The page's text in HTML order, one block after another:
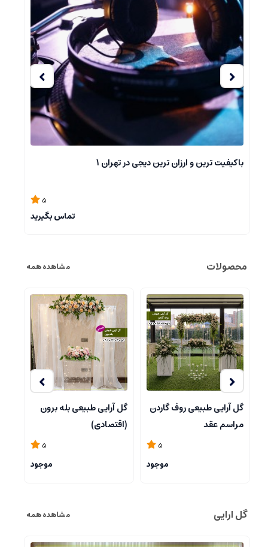
باکیفیت ترین و ارزان ترین دیجی در تهران 3
5
تماس بگیرید
محصولات مشاهده همه
گل آرایی طبیعی روف گاردن
مراسم عقد
5
موجود
گل آرایی طبیعی بله برون
(اقتصادی)
5
موجود
گل ارایی مشاهده همه